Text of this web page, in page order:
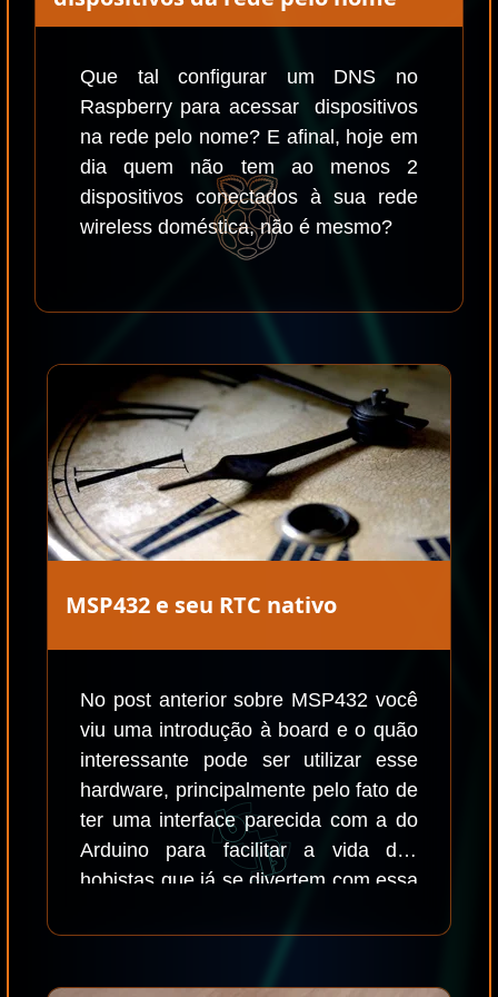
Que tal configurar um DNS no
Raspberry para acessar dispositivos
na rede pelo nome? E afinal, hoje em
dia quem não tem ao menos 2
dispositivos conectados à sua rede
wireless doméstica, não é mesmo?
MSP432 e seu RTC nativo
No post anterior sobre MSP432 você
viu uma introdução à board e o quão
interessante pode ser utilizar esse
hardware, principalmente pelo fato de
ter uma interface parecida com a do
Arduino para facilitar a vida dos
hobistas que já se divertem com essa
monstruosa entre as duas,